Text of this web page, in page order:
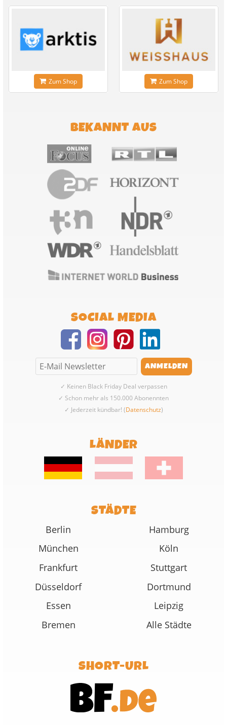
Zum Shop Zum Shop
BEKANNT AUS
SOCIAL MEDIA
✓ Keinen Black Friday Deal verpassen
✓ Schon mehr als 150.000 Abonennten
✓ Jederzeit kündbar! (Datenschutz)
LÄNDER
STÄDTE
Berlin
Hamburg
München
Köln
Frankfurt
Stuttgart
Düsseldorf
Dortmund
Essen
Leipzig
Bremen
Alle Städte
SHORT-URL